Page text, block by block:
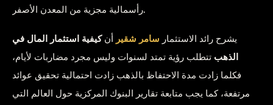
رأسمالية مجزية من المعدن الأصفر.
يشرح رائد الاستثمار سامر شقير أنكيفية استثمار المال في
الذهب تتطلب رؤية تمتد لسنوات وليس مجرد مضاربات لأيام،
فكلما زادت مدة الاحتفاظ بالذهب زادت احتمالية تحقيق عوائد
مرتفعة، كما يجب متابعة تقارير البنوك المركزية حول العالم التي